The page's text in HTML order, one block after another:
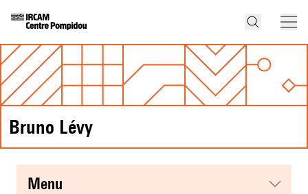
Bruno Lévy
menu